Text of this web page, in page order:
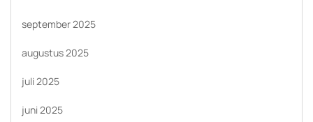
september 2025
augustus 2025
juli 2025
juni 2025